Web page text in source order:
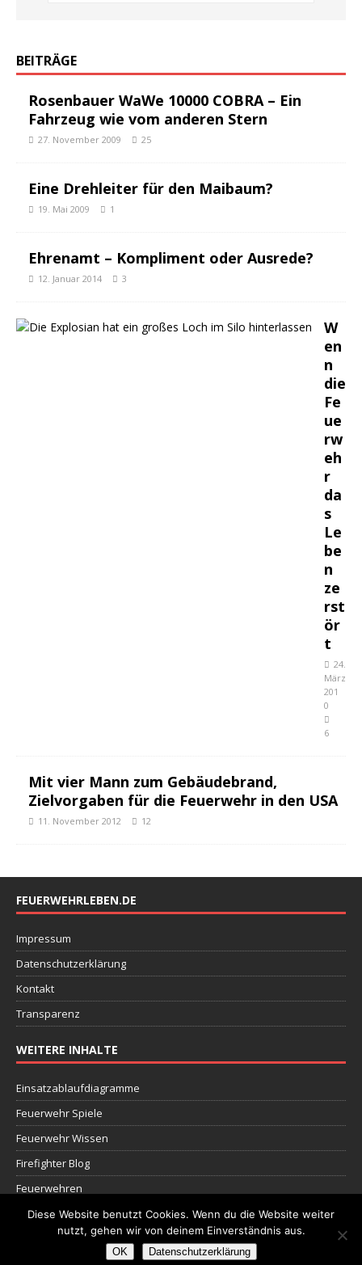
BEITRÄGE
Rosenbauer WaWe 10000 COBRA – Ein
Fahrzeug wie vom anderen Stern
27. November 2009 25
Eine Drehleiter für den Maibaum?
19. Mai 2009 1
Ehrenamt – Kompliment oder Ausrede?
12. Januar 2014 3
W
en
n
die
Fe
ue
rw
eh
r
da
s
Le
be
n
ze
rst
ör
t
24.
März
201
0
6
Mit vier Mann zum Gebäudebrand,
Zielvorgaben für die Feuerwehr in den USA
11. November 2012 12
FEUERWEHRLEBEN.DE
Impressum
Datenschutzerklärung
Kontakt
Transparenz
WEITERE INHALTE
Einsatzablaufdiagramme
Feuerwehr Spiele
Feuerwehr Wissen
Firefighter Blog
Feuerwehren
Dokumente
Copyright © 2026 | MH Magazine WordPress Theme von
Diese Website benutzt Cookies. Wenn du die Website weiter
nutzt, gehen wir von deinem Einverständnis aus.
OK Datenschutzerklärung